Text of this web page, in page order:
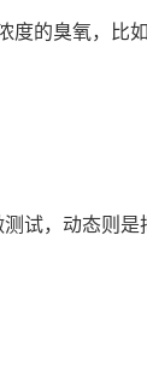
度的臭氧，比
试，动态则是